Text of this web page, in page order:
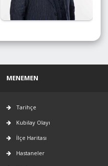
MENEMEN
Tarihçe
Kubilay Olayı
İlçe Haritası
Hastaneler